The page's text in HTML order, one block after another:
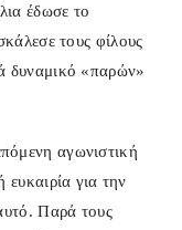
έδωσε το
τους φίλους
δυναμικό «παρών»
αγωνιστική
ευκαιρία για την
Παρά τους